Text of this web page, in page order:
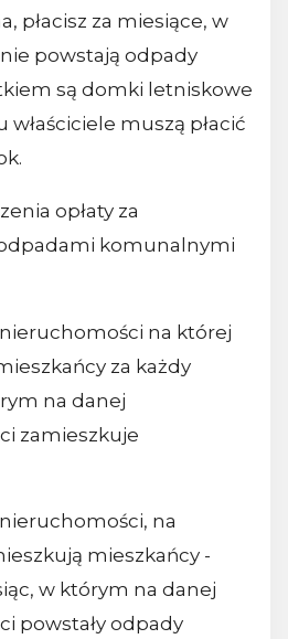
płacisz za miesiące, w
powstają odpady
są domki letniskowe
muszą płacić
opłaty za
komunalnymi
na której
za każdy
na danej
zamieszkuje
na
mieszkańcy -
w którym na danej
powstały odpady